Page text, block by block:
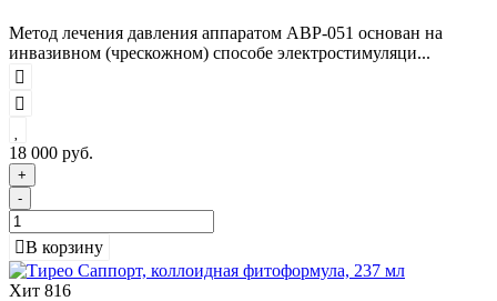
Метод лечения давления аппаратом АВР-051 основан на
инвазивном (чрескожном) способе электростимуляци...
18 000 руб.
+
-
В корзину
Хит 816